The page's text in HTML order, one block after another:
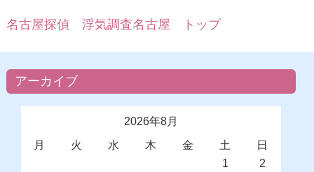
名古屋探偵 浮気調査名古屋 トップ
アーカイブ
2026年8月
月
火 水 木 金 土
日
1
2